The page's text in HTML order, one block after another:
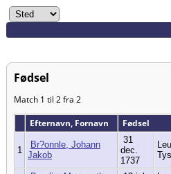
Fødsel
Match 1 til 2 fra 2
Efternavn, Fornavn
Fødsel
1
Br?onnle, Johann
Jakob
31
dec.
1737